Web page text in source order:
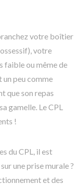
votre boîtier
votre
faible ou même de
un peu comme
que son repas
gamelle. Le CPL
!
du CPL, il est
une prise murale ?
et des